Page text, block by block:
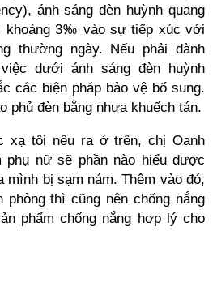
ánh sáng đèn huỳnh quang
khoảng 3‰ vào sự tiếp xúc với
thường ngày. Nếu phải dành
dưới ánh sáng đèn huỳnh
các biện pháp bảo vệ bổ sung.
phủ đèn bằng nhựa khuếch tán.
xạ tôi nêu ra ở trên, chị Oanh
nữ sẽ phần nào hiểu được
mình bị sạm nám. Thêm vào đó,
thì cũng nên chống nắng
phẩm chống nắng hợp lý cho